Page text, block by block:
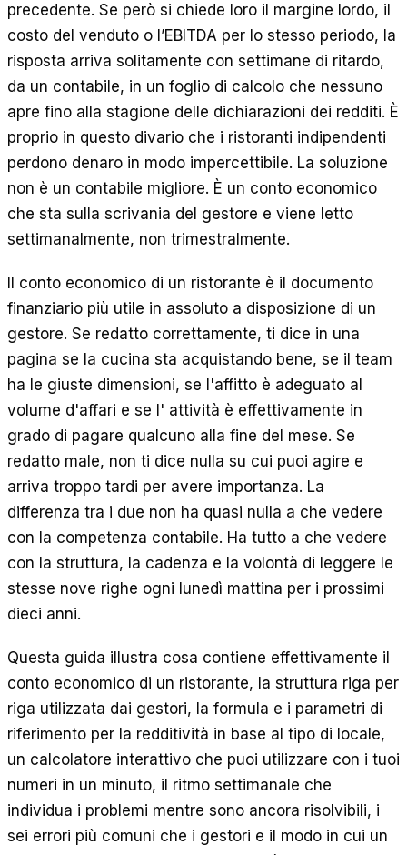
Contatti
Lavora con noi
Prenota una demo
LINGUA
precedente. Se però si chiede loro il margine lordo, il
costo del venduto o l’EBITDA per lo stesso periodo, la
risposta arriva solitamente con settimane di ritardo,
da un contabile, in un foglio di calcolo che nessuno
apre fino alla stagione delle dichiarazioni dei redditi. È
proprio in questo divario che i ristoranti indipendenti
perdono denaro in modo impercettibile. La soluzione
non è un contabile migliore. È un conto economico
che sta sulla scrivania del gestore e viene letto
settimanalmente, non trimestralmente.
Il conto economico di un ristorante è il documento
finanziario più utile in assoluto a disposizione di un
gestore. Se redatto correttamente, ti dice in una
pagina se la cucina sta acquistando bene, se il team
ha le giuste dimensioni, se l'affitto è adeguato al
volume d'affari e se l' attività è effettivamente in
grado di pagare qualcuno alla fine del mese. Se
redatto male, non ti dice nulla su cui puoi agire e
arriva troppo tardi per avere importanza. La
differenza tra i due non ha quasi nulla a che vedere
con la competenza contabile. Ha tutto a che vedere
con la struttura, la cadenza e la volontà di leggere le
stesse nove righe ogni lunedì mattina per i prossimi
dieci anni.
Questa guida illustra cosa contiene effettivamente il
conto economico di un ristorante, la struttura riga per
riga utilizzata dai gestori, la formula e i parametri di
riferimento per la redditività in base al tipo di locale,
un calcolatore interattivo che puoi utilizzare con i tuoi
numeri in un minuto, il ritmo settimanale che
individua i problemi mentre sono ancora risolvibili, i
sei errori più comuni che i gestori e il modo in cui un